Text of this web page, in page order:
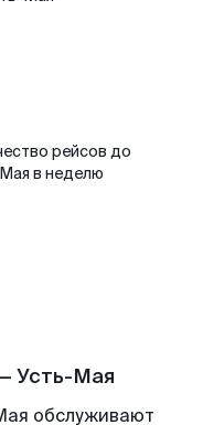
рейсов до
в неделю
Усть-Мая
обслуживают